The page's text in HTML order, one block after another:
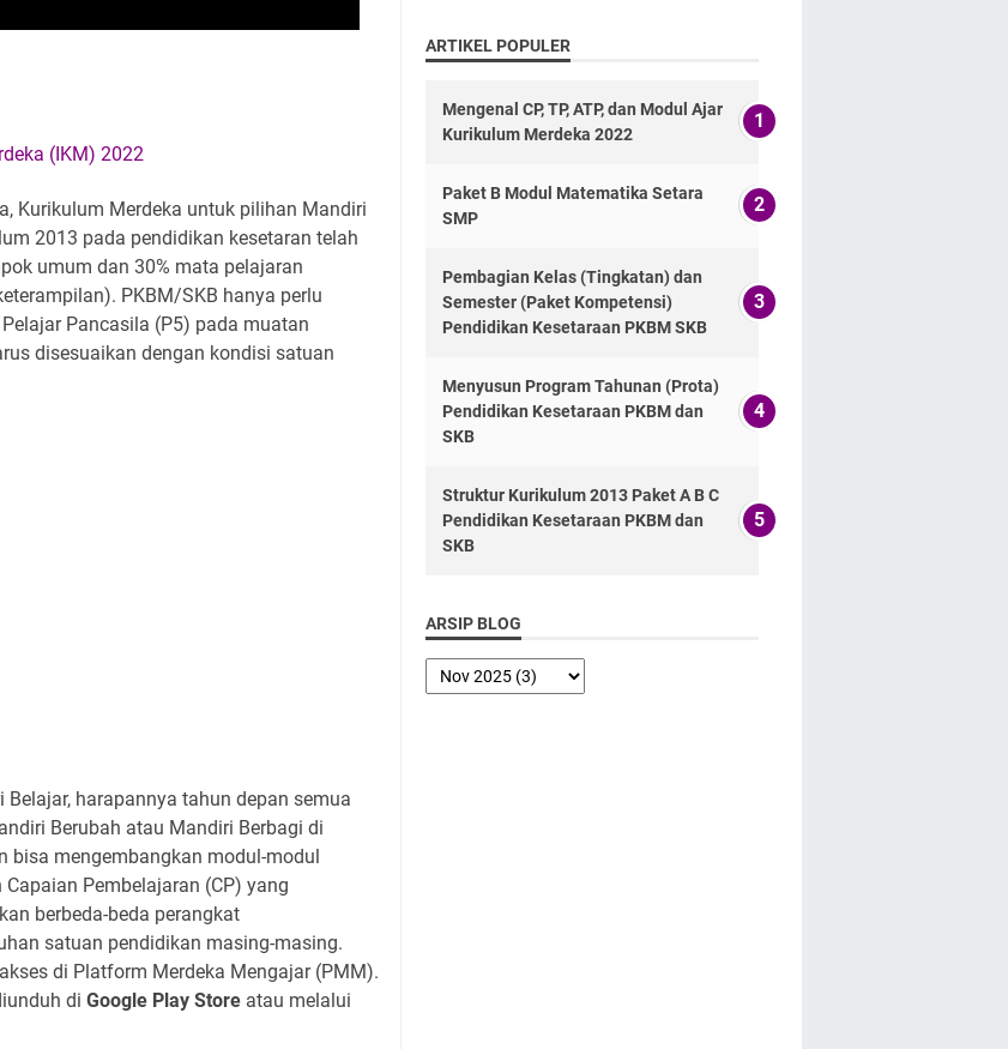
(IKM) 2022
Kurikulum Merdeka untuk pilihan Mandiri
2013 pada pendidikan kesetaran telah
umum dan 30% mata pelajaran
PKBM/SKB hanya perlu
Pancasila (P5) pada muatan
disesuaikan dengan kondisi satuan
harapannya tahun depan semua
Berubah atau Mandiri Berbagi di
bisa mengembangkan modul-modul
Pembelajaran (CP) yang
berbeda-beda perangkat
satuan pendidikan masing-masing.
di Platform Merdeka Mengajar (PMM).
di Google Play Store atau melalui
ARTIKEL POPULER
Mengenal CP, TP, ATP, dan Modul Ajar
Kurikulum Merdeka 2022
Paket B Modul Matematika Setara
SMP
Pembagian Kelas (Tingkatan) dan
Semester (Paket Kompetensi)
Pendidikan Kesetaraan PKBM SKB
Menyusun Program Tahunan (Prota)
Pendidikan Kesetaraan PKBM dan
SKB
Struktur Kurikulum 2013 Paket A B C
Pendidikan Kesetaraan PKBM dan
SKB
ARSIP BLOG